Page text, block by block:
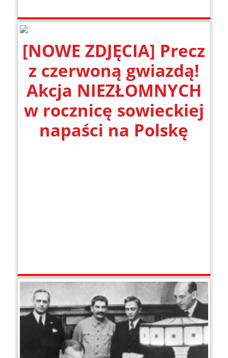
[NOWE ZDJĘCIA] Precz
z czerwoną gwiazdą!
Akcja NIEZŁOMNYCH
w rocznicę sowieckiej
napaści na Polskę